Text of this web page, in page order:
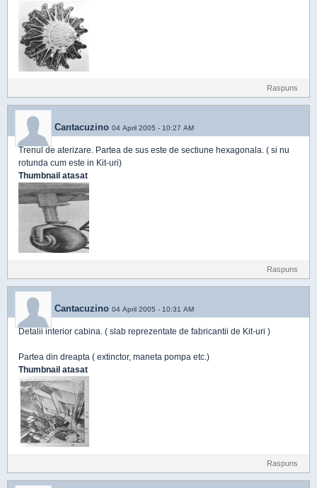
Raspuns
Cantacuzino 04 April 2005 - 10:27 AM
Trenul de aterizare. Partea de sus este de sectiune hexagonala. ( si nu
rotunda cum este in Kit-uri)
Thumbnail atasat
Raspuns
Cantacuzino 04 April 2005 - 10:31 AM
Detalii interior cabina. ( slab reprezentate de fabricantii de Kit-uri )
Partea din dreapta ( extinctor, maneta pompa etc.)
Thumbnail atasat
Raspuns